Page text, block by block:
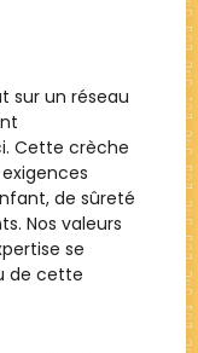
sur un réseau
Cette crèche
de sûreté
Nos valeurs
se
de cette